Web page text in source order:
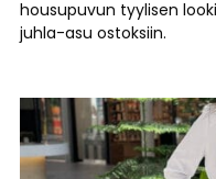
housupuvun tyylisen
juhla-asu ostoksiin.